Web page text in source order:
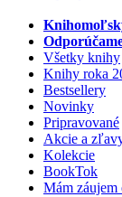
Všetky knihy
Knihy roka
Bestsellery
Novinky
Pripravované
Akcie a
Kolekcie
BookTok
Mám záujem